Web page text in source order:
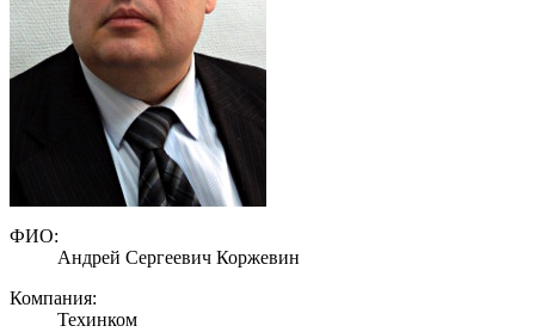
ФИО:
Андрей Сергеевич Коржевин
Компания:
Техинком